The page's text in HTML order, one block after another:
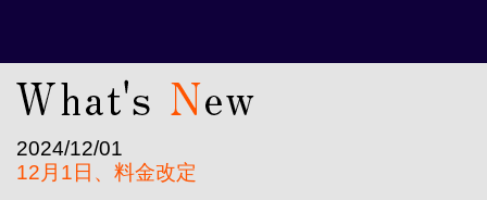
2024/12/01
12月1日、料金改定